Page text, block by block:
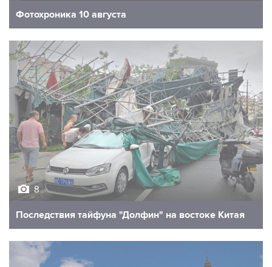
Фотохроника 10 августа
8
Последствия тайфуна "Долфин" на востоке Китая